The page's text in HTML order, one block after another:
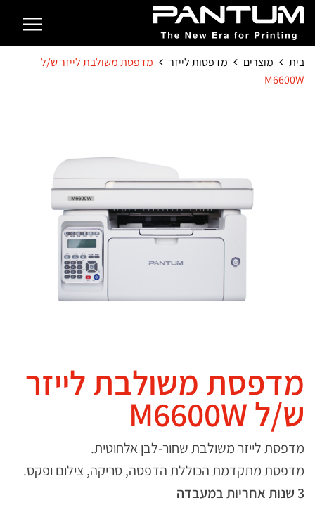
בית מוצרים מדפסות לייזר
מדפסת משולבת לייזר ש/ל
M6600W
מדפסת משולבת לייזר
ש/ל M6600W
מדפסת לייזר משולבת שחור-לבן אלחוטית.
מדפסת מתקדמת הכוללת הדפסה, סריקה, צילום ופקס.
3 שנות אחריות במעבדה